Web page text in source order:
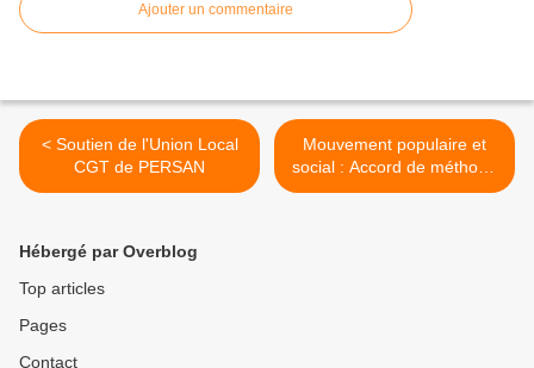
Ajouter un commentaire
< Soutien de l'Union Local
CGT de PERSAN
Mouvement populaire et
social : Accord de méthode
signé tard dans la nuit. >
Hébergé par Overblog
Top articles
Pages
Contact